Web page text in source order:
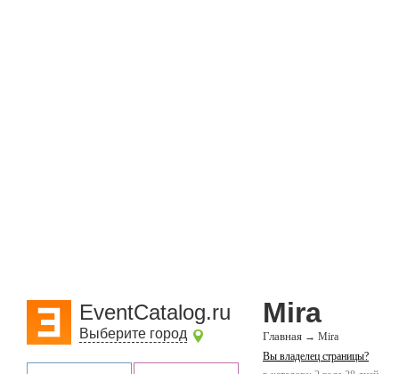
EventCatalog.ru
Выберите город
Mira
Главная → Mira
Вы владелец страницы?